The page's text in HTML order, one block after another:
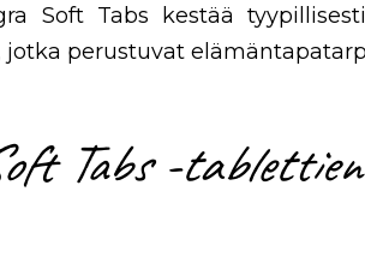
Soft Tabs kestää
perustuvat
Tabs -